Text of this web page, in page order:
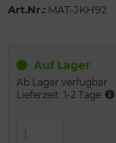
Art.Nr.: MAT-JKH92
Auf Lager
Ab Lager verfügbar
Lieferzeit: 1-2 Tage